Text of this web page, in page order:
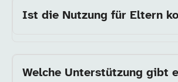
Ist die Nutzung für Eltern
Welche Unterstützung gibt